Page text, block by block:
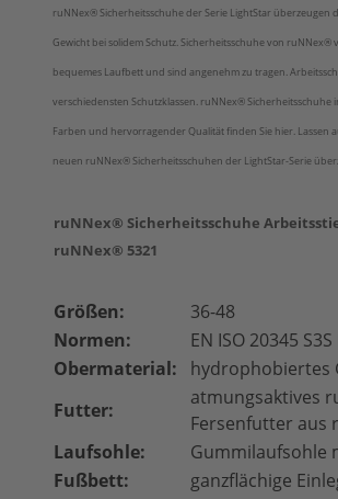
ruNNex® Sicherheitsschuhe der Serie LightStar überzeugen
Gewicht bei solidem Schutz. Sicherheitsschuhe von ruNNex®
bequemes Laufbett und sind angenehm zu tragen.
verschiedensten Schutzklassen. ruNNex® Sicherheitsschuhe
Farben und hervorragender Qualität finden Sie hier. Lassen
neuen ruNNex® Sicherheitsschuhen der LightStar-Serie
ruNNex® Sicherheitsschuhe
ruNNex® 5321
Größen:
36-48
Normen:
EN ISO 20345 S3S
Obermaterial:
hydrophobiertes
Futter:
atmungsaktives
Fersenfutter aus
Laufsohle:
Gummilaufsohle
Fußbett:
ganzflächige